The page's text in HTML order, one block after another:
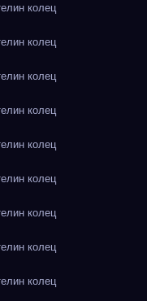
колец
колец
колец
колец
колец
колец
колец
колец
колец